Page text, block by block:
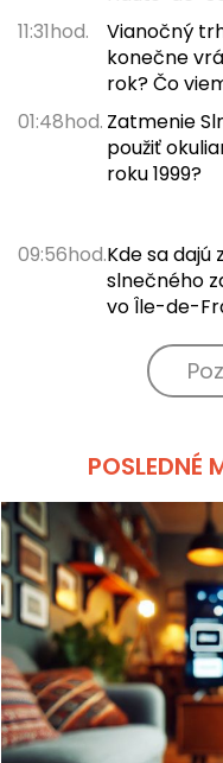
11:31hod.
Vianočný
konečne
rok? Čo
01:48hod. Zatmenie
použiť
roku 1999?
09:56hod.Kde sa
slnečného
vo Île-de-
POSLEDNÉ